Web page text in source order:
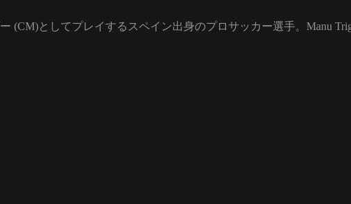
(CM)としてプレイするスペイン出身のプロサッカー選手。Manu